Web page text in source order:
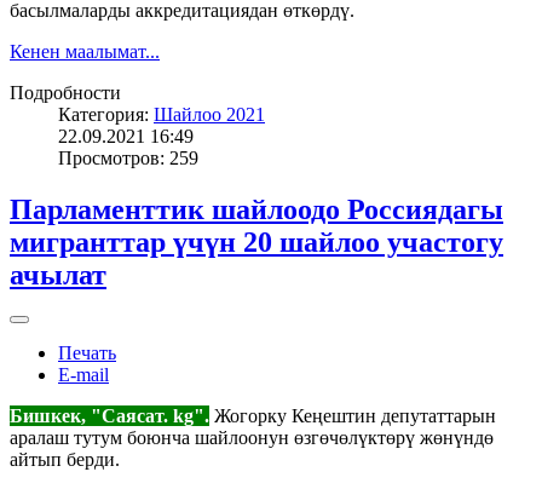
басылмаларды аккредитациядан өткөрдү.
Кенен маалымат...
Подробности
Категория: Шайлоо 2021
22.09.2021 16:49
Просмотров: 259
Парламенттик шайлоодо Россиядагы
мигранттар үчүн 20 шайлоо участогу
ачылат
Печать
E-mail
Бишкек, "Саясат. kg". Жогорку Кеңештин депутаттарын
аралаш тутум боюнча шайлоонун өзгөчөлүктөрү жөнүндө
айтып берди.